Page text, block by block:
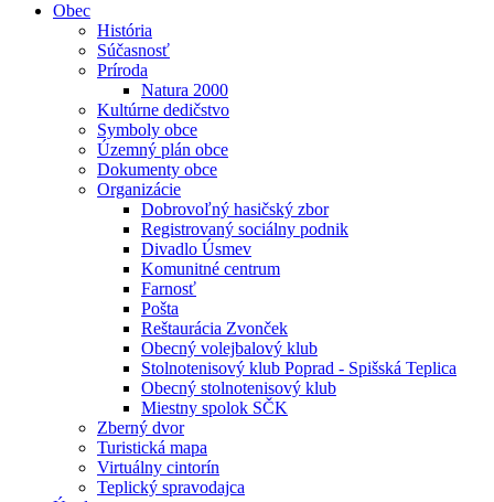
Obec
História
Súčasnosť
Príroda
Natura 2000
Kultúrne dedičstvo
Symboly obce
Územný plán obce
Dokumenty obce
Organizácie
Dobrovoľný hasičský zbor
Registrovaný sociálny podnik
Divadlo Úsmev
Komunitné centrum
Farnosť
Pošta
Reštaurácia Zvonček
Obecný volejbalový klub
Stolnotenisový klub Poprad - Spišská Teplica
Obecný stolnotenisový klub
Miestny spolok SČK
Zberný dvor
Turistická mapa
Virtuálny cintorín
Teplický spravodajca